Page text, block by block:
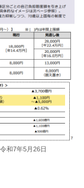
和7年5月26日